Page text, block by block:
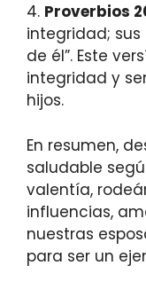
4. Proverbios
integridad; sus
de él”. Este
integridad y
hijos.
En resumen,
saludable
valentía,
influencias,
nuestras
para ser un